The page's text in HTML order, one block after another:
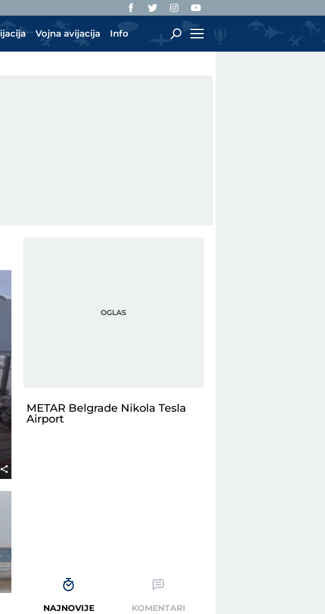
Vojna avijacija Info
METAR Belgrade Nikola Tesla
Airport
NAJNOVIJE KOMENTARI